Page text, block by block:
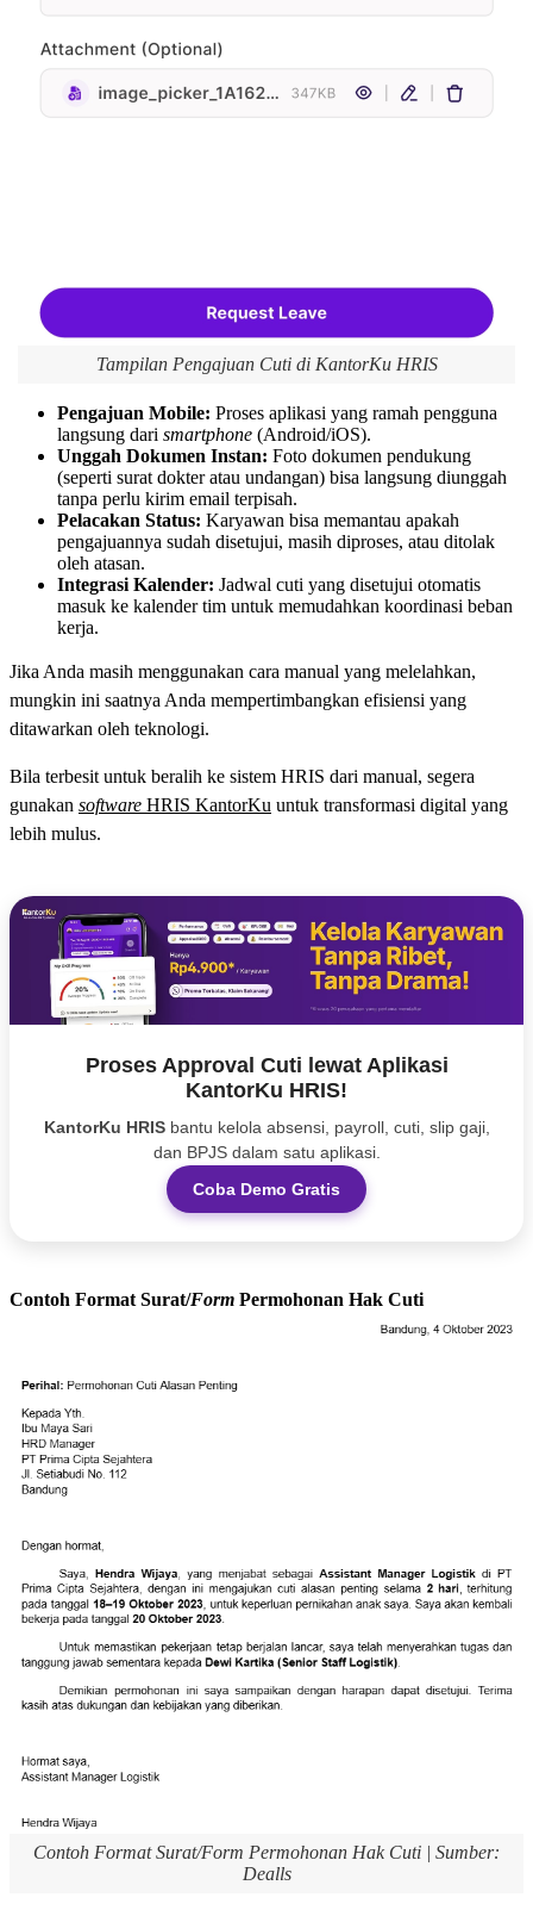
Tampilan Pengajuan Cuti di KantorKu HRIS
Pengajuan Mobile: Proses aplikasi yang ramah pengguna
langsung dari smartphone (Android/iOS).
Unggah Dokumen Instan: Foto dokumen pendukung
(seperti surat dokter atau undangan) bisa langsung diunggah
tanpa perlu kirim email terpisah.
Pelacakan Status: Karyawan bisa memantau apakah
pengajuannya sudah disetujui, masih diproses, atau ditolak
oleh atasan.
Integrasi Kalender: Jadwal cuti yang disetujui otomatis
masuk ke kalender tim untuk memudahkan koordinasi beban
kerja.
Jika Anda masih menggunakan cara manual yang melelahkan,
mungkin ini saatnya Anda mempertimbangkan efisiensi yang
ditawarkan oleh teknologi.
Bila terbesit untuk beralih ke sistem HRIS dari manual, segera
gunakan software HRIS KantorKu untuk transformasi digital yang
lebih mulus.
Proses Approval Cuti lewat Aplikasi
KantorKu HRIS!
KantorKu HRISbantu kelola absensi, payroll, cuti, slip gaji,
dan BPJS dalam satu aplikasi.
Coba Demo Gratis
Contoh Format Surat/Form Permohonan Hak Cuti
Contoh Format Surat/Form Permohonan Hak Cuti | Sumber:
Dealls